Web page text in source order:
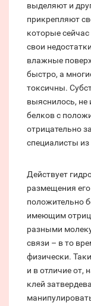
выделяют и
прикрепляют
которые
свои
влажные
быстро, а
токсичны.
выяснилось, не
белков с
отрицательно
специалисты
Действует
размещения
положительно
имеющим
разными
связи – в то
физически.
и в отличие от,
клей